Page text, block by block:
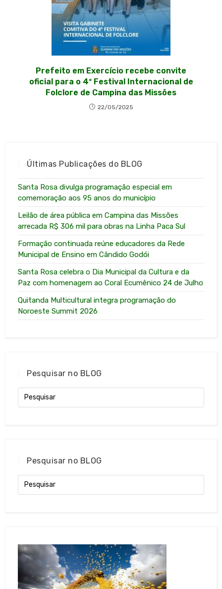
Prefeito em Exercício recebe convite
oficial para o 4º Festival Internacional de
Folclore de Campina das Missões
22/05/2025
Últimas Publicações do BLOG
Santa Rosa divulga programação especial em
comemoração aos 95 anos do município
Leilão de área pública em Campina das Missões
arrecada R$ 306 mil para obras na Linha Paca Sul
Formação continuada reúne educadores da Rede
Municipal de Ensino em Cândido Godói
Santa Rosa celebra o Dia Municipal da Cultura e da
Paz com homenagem ao Coral Ecumênico 24 de Julho
Quitanda Multicultural integra programação do
Noroeste Summit 2026
Pesquisar no BLOG
Pesquisar no BLOG